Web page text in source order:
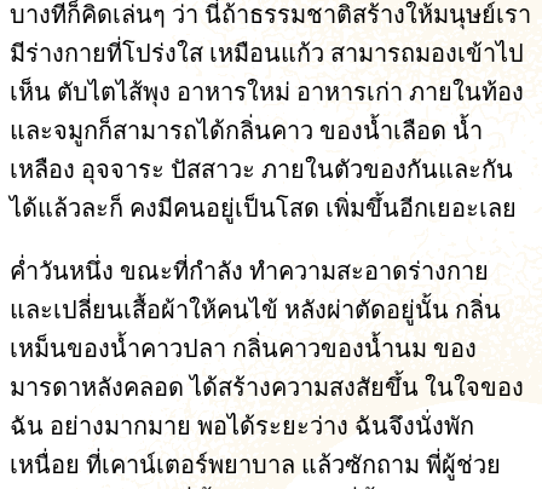
บางทีก็คิดเล่นๆ ว่า นี่ถ้าธรรมชาติสร้างให้มนุษย์เรา
มีร่างกายที่โปร่งใส เหมือนแก้ว สามารถมองเข้าไป
เห็น ตับไตไส้พุง อาหารใหม่ อาหารเก่า ภายในท้อง
และจมูกก็สามารถได้กลิ่นคาว ของน้ำเลือด น้ำ
เหลือง อุจจาระ ปัสสาวะ ภายในตัวของกันและกัน
ได้แล้วละก็ คงมีคนอยู่เป็นโสด เพิ่มขึ้นอีกเยอะเลย
ค่ำวันหนึ่ง ขณะที่กำลัง ทำความสะอาดร่างกาย
และเปลี่ยนเสื้อผ้าให้คนไข้ หลังผ่าตัดอยู่นั้น กลิ่น
เหม็นของน้ำคาวปลา กลิ่นคาวของน้ำนม ของ
มารดาหลังคลอด ได้สร้างความสงสัยขึ้น ในใจของ
ฉัน อย่างมากมาย พอได้ระยะว่าง ฉันจึงนั่งพัก
เหนื่อย ที่เคาน์เตอร์พยาบาล แล้วซักถาม พี่ผู้ช่วย